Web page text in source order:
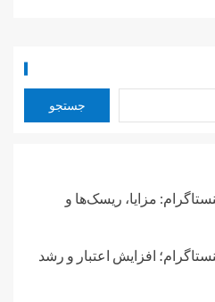
جستجو
مزایا، ریسک‌ها و
افزایش اعتبار و رشد